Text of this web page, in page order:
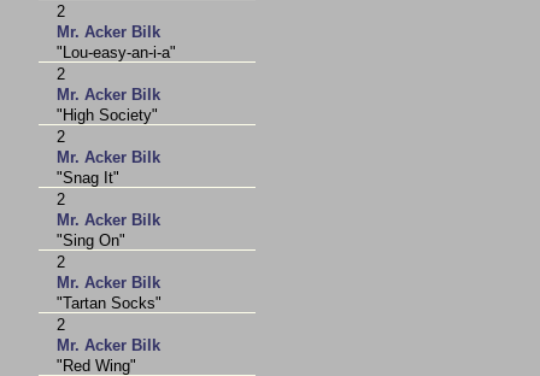
2
Mr. Acker Bilk
"Lou-easy-an-i-a"
2
Mr. Acker Bilk
"High Society"
2
Mr. Acker Bilk
"Snag It"
2
Mr. Acker Bilk
"Sing On"
2
Mr. Acker Bilk
"Tartan Socks"
2
Mr. Acker Bilk
"Red Wing"